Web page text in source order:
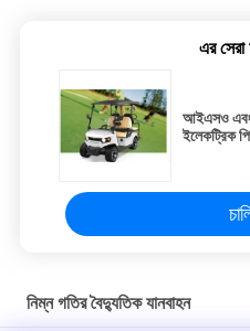
এর
আইএসও এবং
ইলেকট্রিক
নিম্ন গতির বৈদ্যুতিক যানবাহন